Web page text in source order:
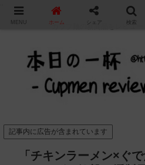
カップ麺の新商品をレビュー
記事内に広告が含まれています
「チキンラーメン×ぐ
MENU ホーム シェア 検索